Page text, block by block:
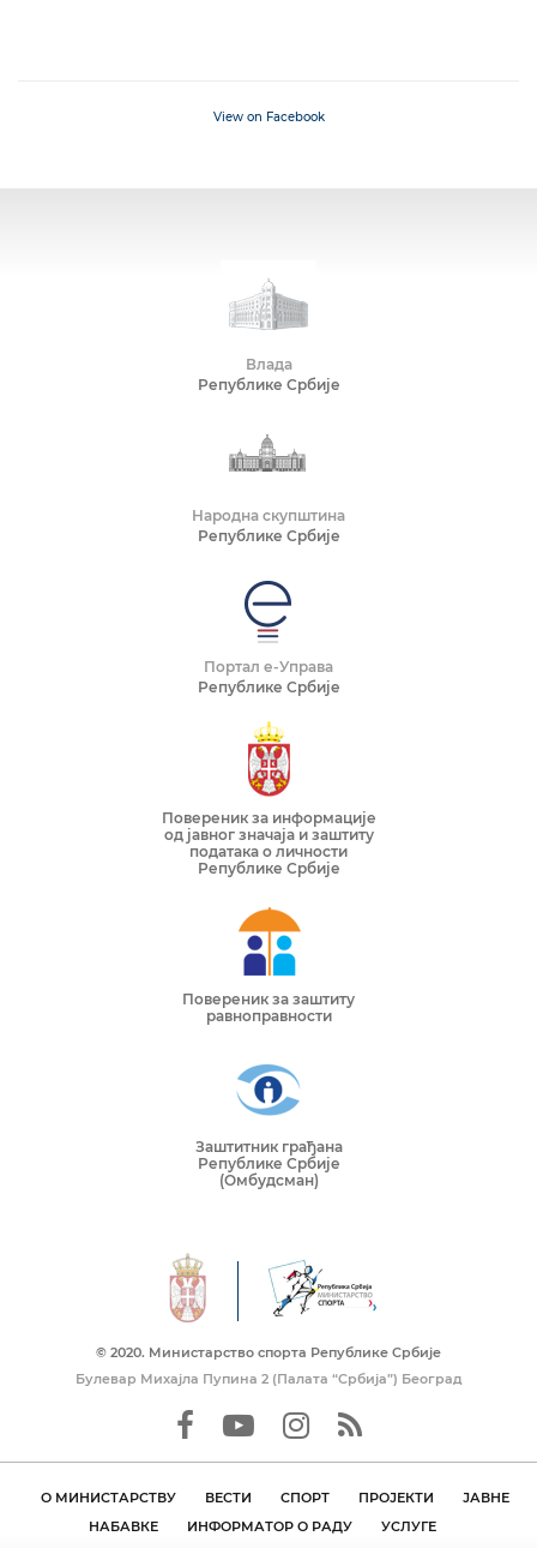
View on Facebook
Влада
Републике Србије
Народна скупштина
Републике Србије
Портал е-Управа
Републике Србије
Повереник за информације
од јавног значаја и заштиту
података о личности
Републике Србије
Повереник за заштиту
равноправности
Заштитник грађана
Републике Србије
(Омбудсман)
© 2020. Mинистарство спорта Републике Србије
Булевар Михајла Пупина 2 (Палата “Србија”) Београд
О МИНИСТАРСТВУ ВЕСТИ СПОРТ ПРОЈЕКТИ
ЈАВНЕ
НАБАВКЕ
ИНФОРМАТОР О РАДУ УСЛУГЕ